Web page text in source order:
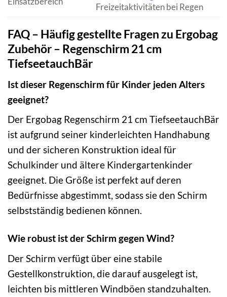
Freizeitaktivitäten bei Regen
FAQ – Häufig gestellte Fragen zu Ergobag
Zubehör – Regenschirm 21 cm
TiefseetauchBär
Ist dieser Regenschirm für Kinder jeden Alters
geeignet?
Der Ergobag Regenschirm 21 cm TiefseetauchBär
ist aufgrund seiner kinderleichten Handhabung
und der sicheren Konstruktion ideal für
Schulkinder und ältere Kindergartenkinder
geeignet. Die Größe ist perfekt auf deren
Bedürfnisse abgestimmt, sodass sie den Schirm
selbstständig bedienen können.
Wie robust ist der Schirm gegen Wind?
Der Schirm verfügt über eine stabile
Gestellkonstruktion, die darauf ausgelegt ist,
leichten bis mittleren Windböen standzuhalten.